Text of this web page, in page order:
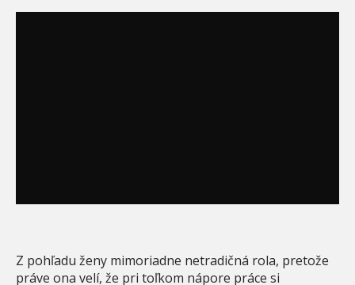
Z pohľadu ženy mimoriadne netradičná rola, pretože
práve ona velí, že pri toľkom nápore práce si